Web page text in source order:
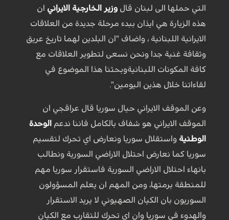
التي حملها الى لبنان قال وزير الخارجية الايراني ان
هذه الزيارة هي ايذان ببدء مرحلة جديدة من العلاقات
الايرانية اللبنانية ، واضاف "ان البلدين لهما تاريخ عريق
وثقافة غنية جدا ونحن نسعى لتطوير العلاقات مع
كافة المكونات اللبنانيةوبحثنا هذا الموضوع في
لقاءاتنا خلال هذين اليومين".
وعن الموقف الايراني حيال سوريا قال عراقجي ان
الموقف الايراني هو شفاف بالكامل فاننا ندعم الوحدة
الوطنية واستقلال سوريا ونعارض اي تحرك لتقسيم
سوريا كما نعارض احتلال الاراضي السورية ونطالب
بانهاء احتلال الاراضي السورية فاستقرار سوريا مهم
للمنطقة برمتها، ومن المهم ان يعلم المسؤولون
السوريون بان الكيان الصهيوني لا يريد الاستقرار
والهدوء في سوريا وان اي تحرك للتقارب مع الكيان